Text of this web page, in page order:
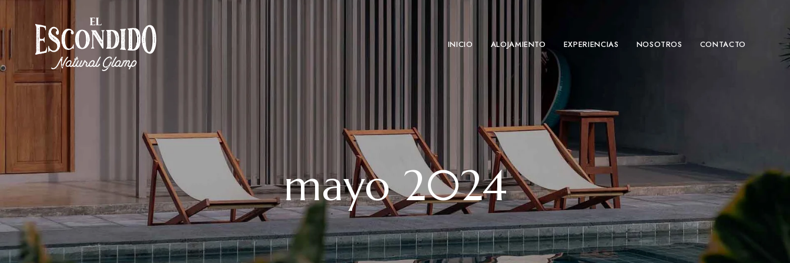
INICIO ALOJAMIENTO EXPERIENCIAS NOSOTROS CONTACTO
mayo 2024